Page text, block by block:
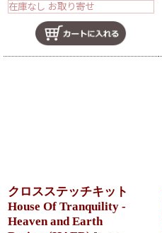
在庫なし お取り寄せ
クロスステッチキット
House Of Tranquility -
Heaven and Earth